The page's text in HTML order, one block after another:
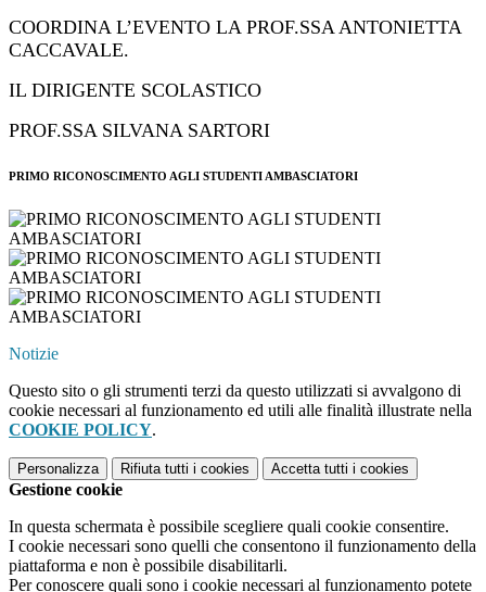
COORDINA L’EVENTO LA PROF.SSA ANTONIETTA
CACCAVALE.
IL DIRIGENTE SCOLASTICO
PROF.SSA SILVANA SARTORI
PRIMO RICONOSCIMENTO AGLI STUDENTI AMBASCIATORI
Notizie
Questo sito o gli strumenti terzi da questo utilizzati si avvalgono di
cookie necessari al funzionamento ed utili alle finalità illustrate nella
COOKIE POLICY.
Personalizza Rifiuta tutti i cookies Accetta tutti i cookies
Gestione cookie
In questa schermata è possibile scegliere quali cookie consentire.
I cookie necessari sono quelli che consentono il funzionamento della
piattaforma e non è possibile disabilitarli.
Per conoscere quali sono i cookie necessari al funzionamento potete